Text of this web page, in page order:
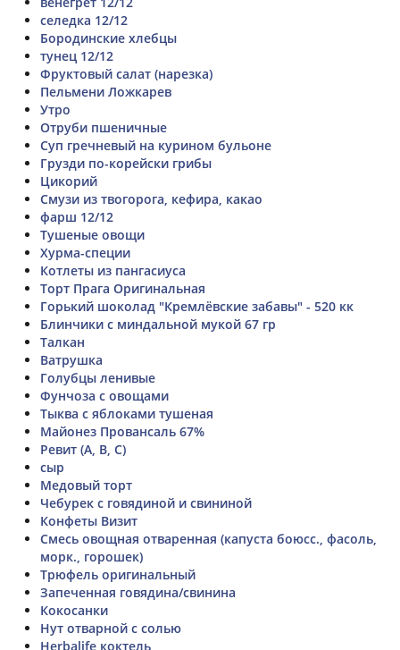
селедка 12/12
Бородинские хлебцы
тунец 12/12
Фруктовый салат (нарезка)
Пельмени Ложкарев
Утро
Отруби пшеничные
Суп гречневый на курином бульоне
Грузди по-корейски грибы
Цикорий
Смузи из твогорога, кефира, какао
фарш 12/12
Тушеные овощи
Хурма-специи
Котлеты из пангасиуса
Торт Прага Оригинальная
Горький шоколад "Кремлёвские забавы" - 520 кк
Блинчики с миндальной мукой 67 гр
Талкан
Ватрушка
Голубцы ленивые
Фунчоза с овощами
Тыква с яблоками тушеная
Майонез Провансаль 67%
Ревит (А, В, С)
сыр
Медовый торт
Чебурек с говядиной и свининой
Конфеты Визит
Смесь овощная отваренная (капуста боюсс., фасоль,
морк., горошек)
Трюфель оригинальный
Запеченная говядина/свинина
Кокосанки
Нут отварной с солью
Herbalife коктель